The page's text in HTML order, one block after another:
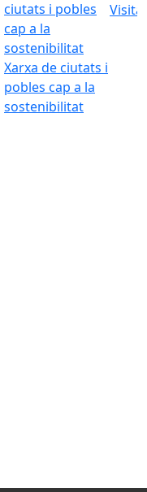
Xarxa de ciutats i
pobles cap a la
sostenibilitat
Visita